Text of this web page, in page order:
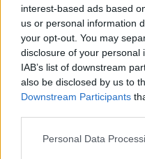
interest-based ads based
us or personal information
your opt-out. You may
disclosure of your personal
IAB’s list of downstream
also be disclosed by us to
Downstream Participants
Personal Data